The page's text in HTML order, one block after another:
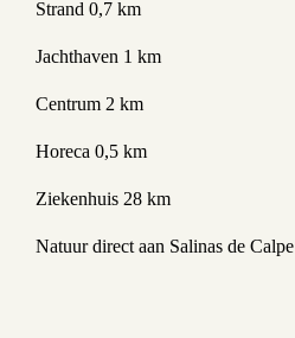
Strand 0,7 km
Jachthaven 1 km
Centrum 2 km
Horeca 0,5 km
Ziekenhuis 28 km
Natuur direct aan Salinas de Calpe